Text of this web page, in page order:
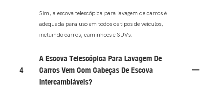
Sim, a escova telescópica para lavagem de carros é
adequada para uso em todos os tipos de veículos,
incluindo carros, caminhões e SUVs.
4
A Escova Telescópica Para Lavagem De
Carros Vem Com Cabeças De Escova
Intercambiáveis?